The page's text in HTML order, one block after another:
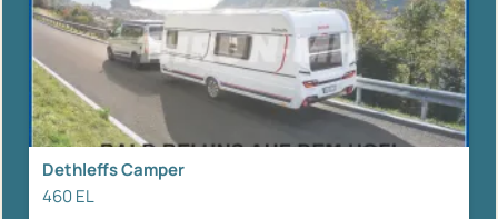
Dethleffs Camper
460 EL